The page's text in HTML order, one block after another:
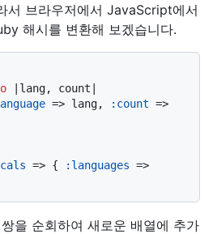
서 브라우저에서 JavaScript에서
해시를 변환해 보겠습니다.
| lang, count |
=> lang, :count =>
=> { :languages =>
을 순회하여 새로운 배열에 추가